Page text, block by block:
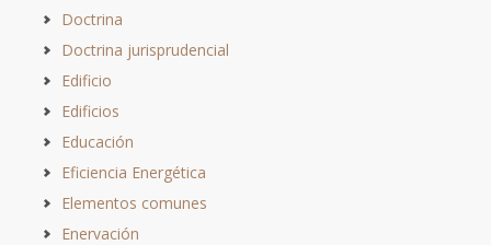
Doctrina
Doctrina jurisprudencial
Edificio
Edificios
Educación
Eficiencia Energética
Elementos comunes
Enervación